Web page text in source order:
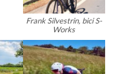
Frank Silvestrin, bici S-
Works